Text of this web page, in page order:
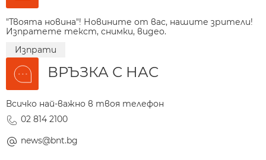
"Твоята новина"! Новините от вас, нашите зрители!
Изпратете текст, снимки, видео.
Изпрати
ВРЪЗКА С НАС
Всичко най-важно в твоя телефон
02 814 2100
news@bnt.bg